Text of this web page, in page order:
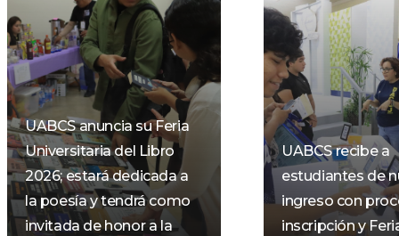
UABCS anuncia su Feria
Universitaria del Libro
2026; estará dedicada a
la poesía y tendrá como
invitada de honor a la
UABCS recibe a
estudiantes de
ingreso con
inscripción y